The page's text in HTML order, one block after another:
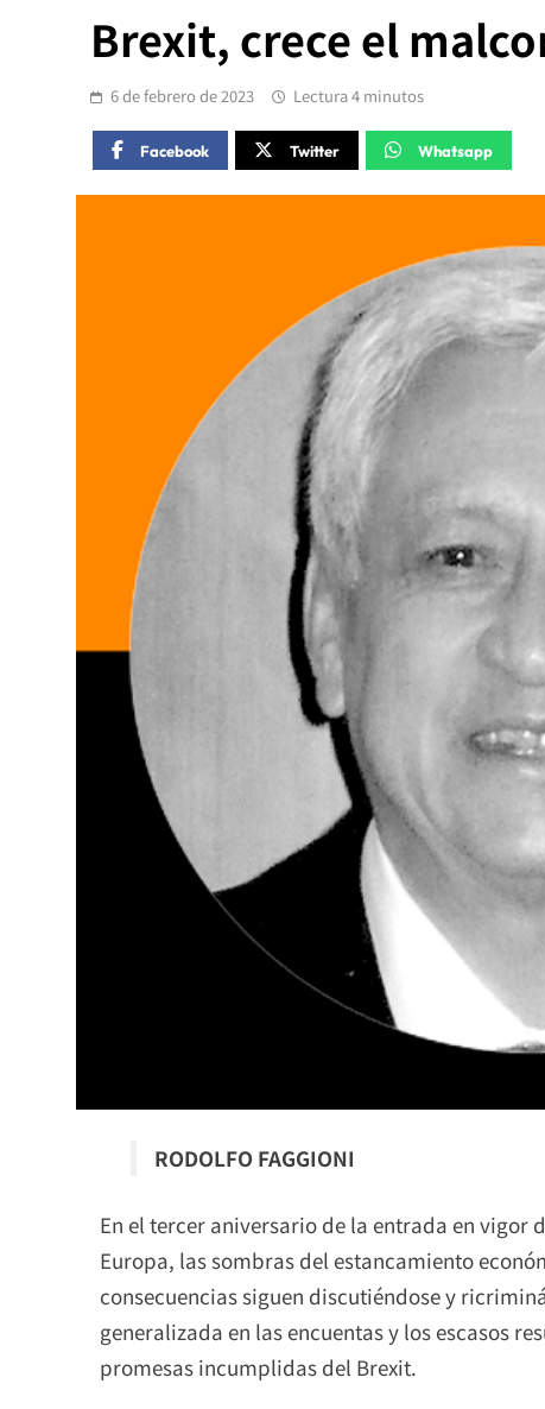
Brexit, crece el
6 de febrero de 2023 Lectura 4 minutos
Facebook Twitter Whatsapp
RODOLFO FAGGIONI
En el tercer aniversario de la entrada en vigor
Europa, las sombras del estancamiento
consecuencias siguen discutiéndose y
generalizada en las encuentas y los escasos
promesas incumplidas del Brexit.